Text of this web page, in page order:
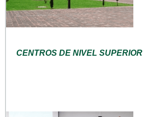
CENTROS DE NIVEL SUPERIOR